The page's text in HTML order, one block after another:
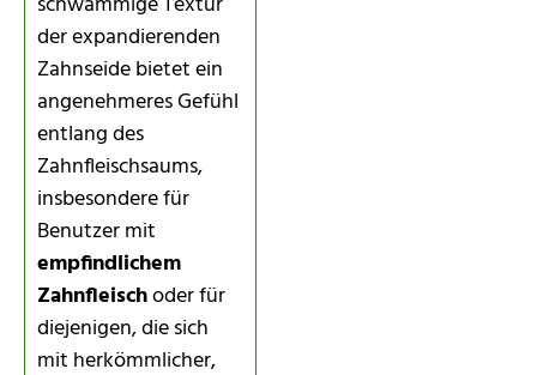
der expandierenden
Zahnseide bietet ein
angenehmeres Gefühl
entlang des
Zahnfleischsaums,
insbesondere für
Benutzer mit
empfindlichem
Zahnfleischoder für
diejenigen, die sich
mit herkömmlicher,